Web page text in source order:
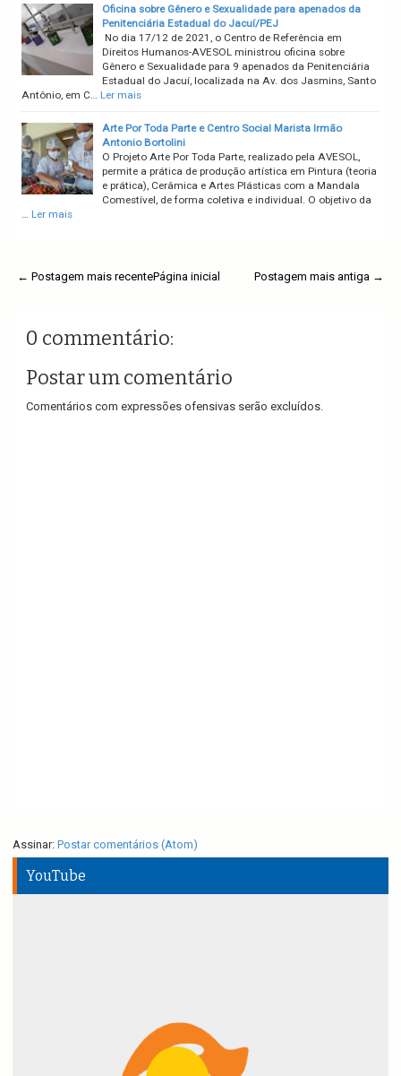
Oficina sobre Gênero e Sexualidade para apenados da
Penitenciária Estadual do Jacuí/PEJ
No dia 17/12 de 2021, o Centro de Referência em
Direitos Humanos-AVESOL ministrou oficina sobre
Gênero e Sexualidade para 9 apenados da Penitenciária
Estadual do Jacuí, localizada na Av. dos Jasmins, Santo
Antônio, em C… Ler mais
Arte Por Toda Parte e Centro Social Marista Irmão
Antonio Bortolini
O Projeto Arte Por Toda Parte, realizado pela AVESOL,
permite a prática de produção artística em Pintura (teoria
e prática), Cerâmica e Artes Plásticas com a Mandala
Comestível, de forma coletiva e individual. O objetivo da
… Ler mais
← Postagem mais recente Postagem mais antiga →
Página inicial
0 commentário:
Postar um comentário
Comentários com expressões ofensivas serão excluídos.
Assinar: Postar comentários (Atom)
YouTube